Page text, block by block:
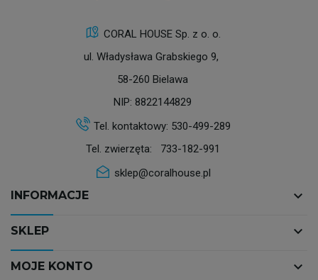
CORAL HOUSE Sp. z o. o.
ul. Władysława Grabskiego 9,
58-260 Bielawa
NIP: 8822144829
Tel. kontaktowy: 530-499-289
Tel. zwierzęta: 733-182-991
sklep@coralhouse.pl
INFORMACJE keyboard_arrow_down
SKLEP keyboard_arrow_down
MOJE KONTO keyboard_arrow_down